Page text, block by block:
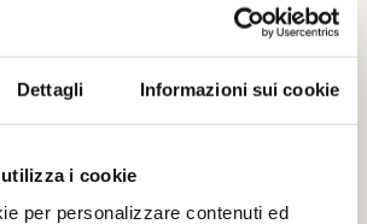
Dettagli Informazioni sui cookie
i cookie
per personalizzare contenuti ed